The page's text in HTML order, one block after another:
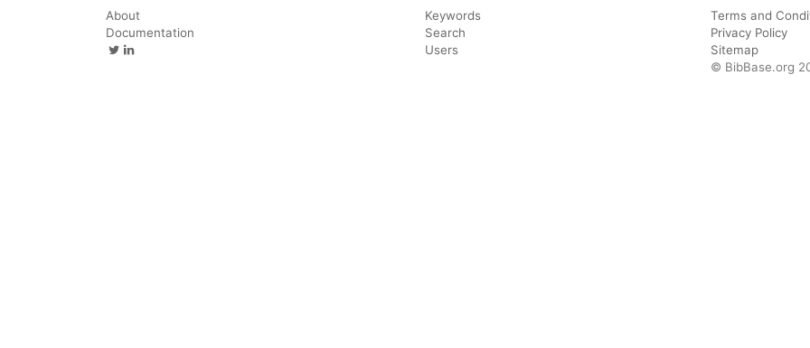
About
Documentation
Keywords
Search
Users
Terms and
Privacy Policy
Sitemap
© BibBase.org